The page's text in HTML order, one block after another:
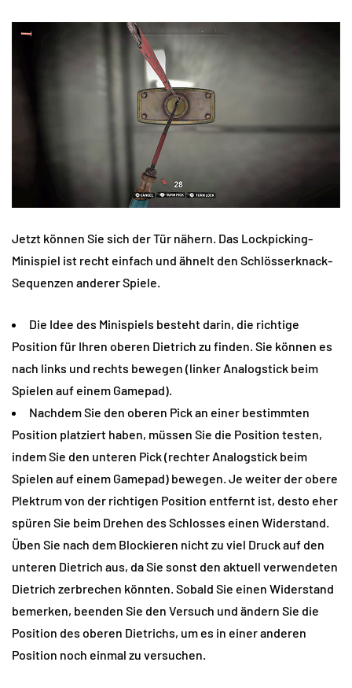
Jetzt können Sie sich der Tür nähern. Das Lockpicking-
Minispiel ist recht einfach und ähnelt den Schlösserknack-
Sequenzen anderer Spiele.
Die Idee des Minispiels besteht darin, die richtige
Position für Ihren oberen Dietrich zu finden. Sie können es
nach links und rechts bewegen (linker Analogstick beim
Spielen auf einem Gamepad).
Nachdem Sie den oberen Pick an einer bestimmten
Position platziert haben, müssen Sie die Position testen,
indem Sie den unteren Pick (rechter Analogstick beim
Spielen auf einem Gamepad) bewegen. Je weiter der obere
Plektrum von der richtigen Position entfernt ist, desto eher
spüren Sie beim Drehen des Schlosses einen Widerstand.
Üben Sie nach dem Blockieren nicht zu viel Druck auf den
unteren Dietrich aus, da Sie sonst den aktuell verwendeten
Dietrich zerbrechen könnten. Sobald Sie einen Widerstand
bemerken, beenden Sie den Versuch und ändern Sie die
Position des oberen Dietrichs, um es in einer anderen
Position noch einmal zu versuchen.